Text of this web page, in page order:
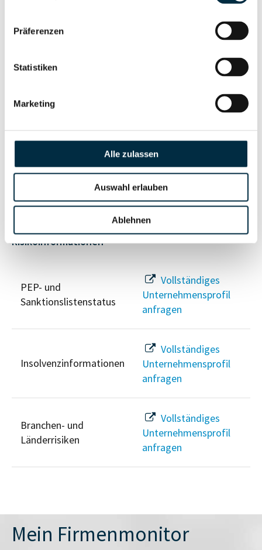
Präferenzen
Statistiken
Marketing
Alle zulassen
Auswahl erlauben
Ablehnen
Gesellschafterstruktur
Unternehmensprofil
Unternehmensnetzwerk
Unternehmensprofil
Berechtigten Pfad
Unternehmensprofil
anfragen
Risikoinformationen
PEP- und
Sanktionslistenstatus
Vollständiges
Unternehmensprofil
anfragen
Insolvenzinformationen
Vollständiges
Unternehmensprofil
anfragen
Branchen- und
Länderrisiken
Vollständiges
Unternehmensprofil
anfragen
Mein Firmenmonitor